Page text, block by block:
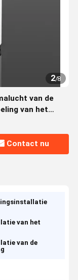
2/8
van de
van het
Contact nu
van het
van de